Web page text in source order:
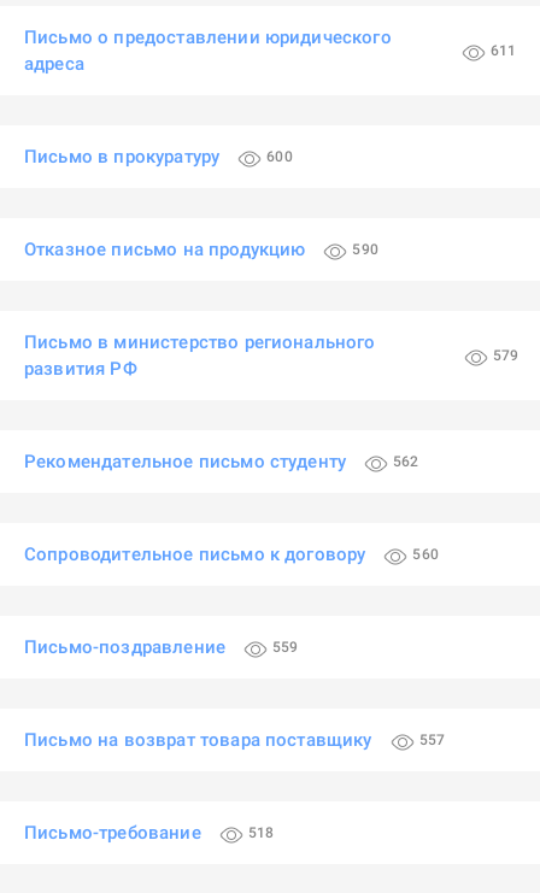
Письмо о предоставлении юридического
адреса
611
Письмо в прокуратуру 600
Отказное письмо на продукцию 590
Письмо в министерство регионального
развития РФ
579
Рекомендательное письмо студенту 562
Сопроводительное письмо к договору 560
Письмо-поздравление 559
Письмо на возврат товара поставщику 557
Письмо-требование 518